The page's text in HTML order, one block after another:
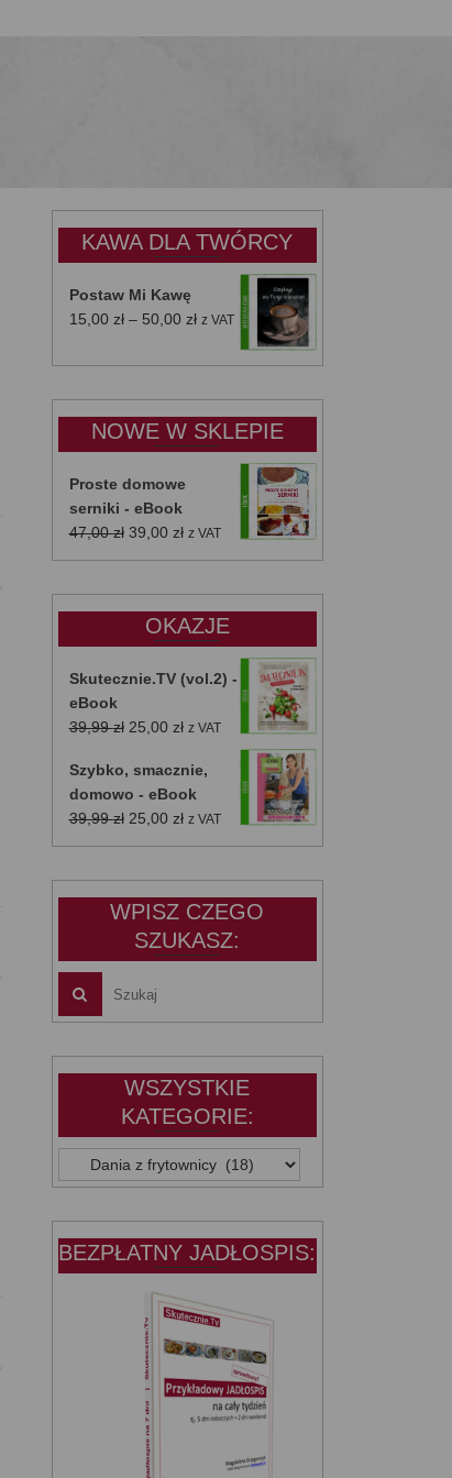
KAWA DLA TWÓRCY
Postaw Mi Kawę
15,00 zł – 50,00 złZakres
od
do
50,00 zł
z VAT
NOWE W SKLEPIE
Proste domowe
serniki - eBook
47,00zł Pierwotna
cena
39,00 złAktualna
cena
z VAT
OKAZJE
Skutecznie.TV (vol.2) -
eBook
39,99zł Pierwotna
wynosiła:
39,99 zł.
25,00 złAktualna
wynosi:
25,00 zł.
z VAT
Szybko, smacznie,
domowo - eBook
39,99zł Pierwotna
cena
25,00 złAktualna
cena
z VAT
WPISZ CZEGO
SZUKASZ:
WSZYSTKIE
KATEGORIE:
WSZYSTKIE
KATEGORIE:
BEZPŁATNY JADŁOSPIS: